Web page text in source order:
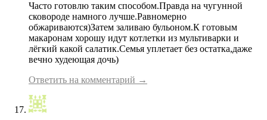
Часто готовлю таким способом.Правда на чугунной
сковороде намного лучше.Равномерно
обжариваются)Затем заливаю бульоном.К готовым
макаронам хорошу идут котлетки из мультиварки и
лёгкий какой салатик.Семья уплетает без остатка,даже
вечно худеющая дочь)
Ответить на комментарий →